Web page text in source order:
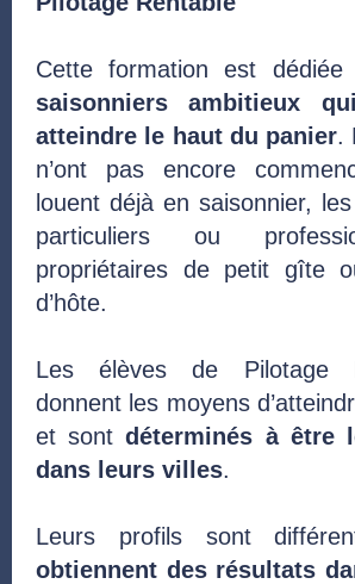
Cette formation est dédiée
saisonniers ambitieux
atteindre le haut du panier.
n’ont pas encore
louent déjà en saisonnier,
particuliers ou
propriétaires de petit gîte
d’hôte.
Les élèves de Pilotage
donnent les moyens
et sontdéterminés à être
dans leurs villes.
Leurs profils sont
obtiennent des résultats